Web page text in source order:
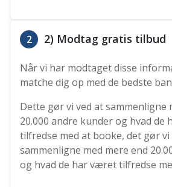
2 2) Modtag gratis tilbud
Når vi har modtaget disse
matche dig op med de bedste
Dette gør vi ved at sammenligne
20.000 andre kunder og hvad de
tilfredse med at booke, det gør vi
sammenligne med mere end
og hvad de har været tilfredse